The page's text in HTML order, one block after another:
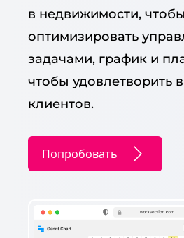
в недвижимости, чтобы
оптимизировать
задачами, график и
чтобы удовлетворить
клиентов.
Попробовать